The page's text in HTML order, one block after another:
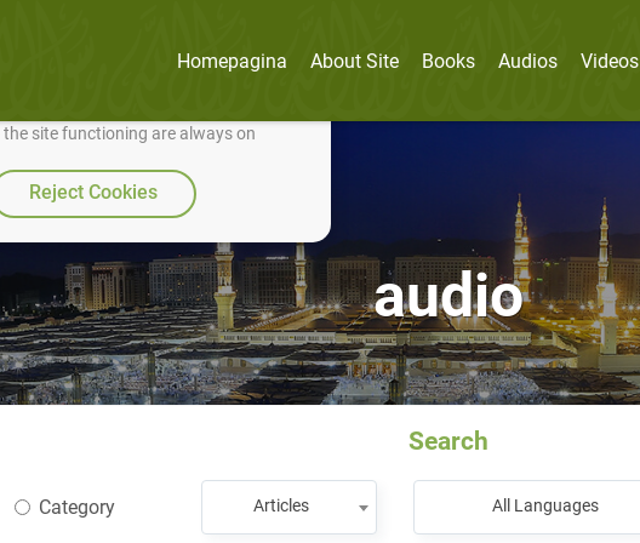
and so we can continually improve it.
site functioning are always on
Reject Cookies
Homepagina About Site Books Audios Videos
audio
Search
Category Articles All Languages